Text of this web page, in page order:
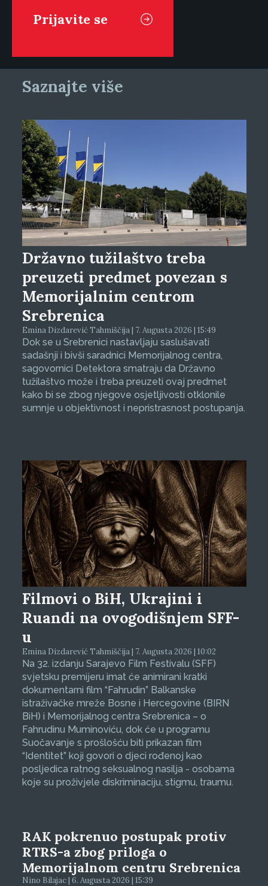
Saznajte više
Državno tužilaštvo treba
preuzeti predmet povezan s
Memorijalnim centrom
Srebrenica
Emina Dizdarević Tahmiščija | 7. Augusta 2026 | 15:49
Dok se u Srebrenici nastavljaju saslušavati
sadašnji i bivši saradnici Memorijalnog centra,
sagovornici Detektora smatraju da Državno
tužilaštvo može i treba preuzeti ovaj predmet
kako bi se zbog njegove osjetljivosti otklonile
sumnje u objektivnost i nepristrasnost postupanja.
Filmovi o BiH, Ukrajini i
Ruandi na ovogodišnjem SFF-
u
Emina Dizdarević Tahmiščija | 7. Augusta 2026 | 10:02
Na 32. izdanju Sarajevo Film Festivalu (SFF)
svjetsku premijeru imat će animirani kratki
dokumentarni film “Fahrudin” Balkanske
istraživačke mreže Bosne i Hercegovine (BIRN
BiH) i Memorijalnog centra Srebrenica – o
Fahrudinu Muminoviću, dok će u programu
Suočavanje s prošlošću biti prikazan film
“Identitet” koji govori o djeci rođenoj kao
posljedica ratnog seksualnog nasilja - osobama
koje su proživjele diskriminaciju, stigmu, traumu.
RAK pokrenuo postupak protiv
RTRS-a zbog priloga o
Memorijalnom centru Srebrenica
Nino Bilajac | 6. Augusta 2026 | 15:39